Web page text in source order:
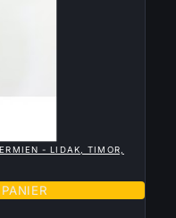
- LIDAK, TIMOR,